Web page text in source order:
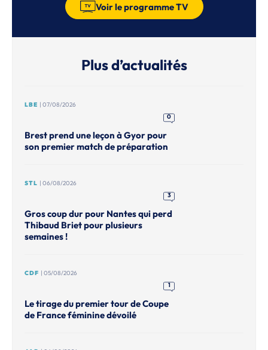
Voir le programme TV
Plus d’actualités
LBE | 07/08/2026
0
Brest prend une leçon à Gyor pour
son premier match de préparation
STL | 06/08/2026
3
Gros coup dur pour Nantes qui perd
Thibaud Briet pour plusieurs
semaines !
CDF | 05/08/2026
1
Le tirage du premier tour de Coupe
de France féminine dévoilé